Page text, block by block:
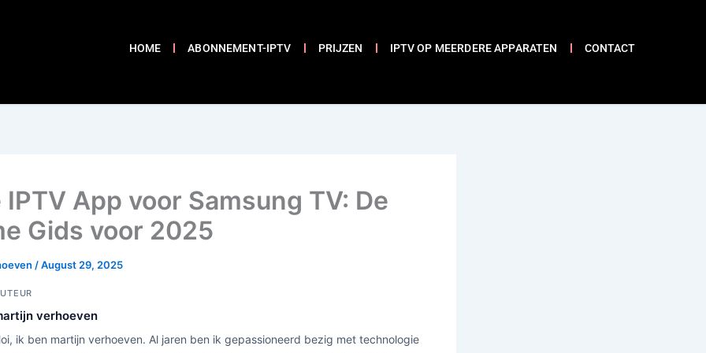
HOME ABONNEMENT-IPTV PRIJZEN IPTV OP MEERDERE APPARATEN CONTACT
IPTV App voor Samsung TV: De
Gids voor 2025
/August 29, 2025
verhoeven
ik ben martijn verhoeven. Al jaren ben ik gepassioneerd bezig met technologie